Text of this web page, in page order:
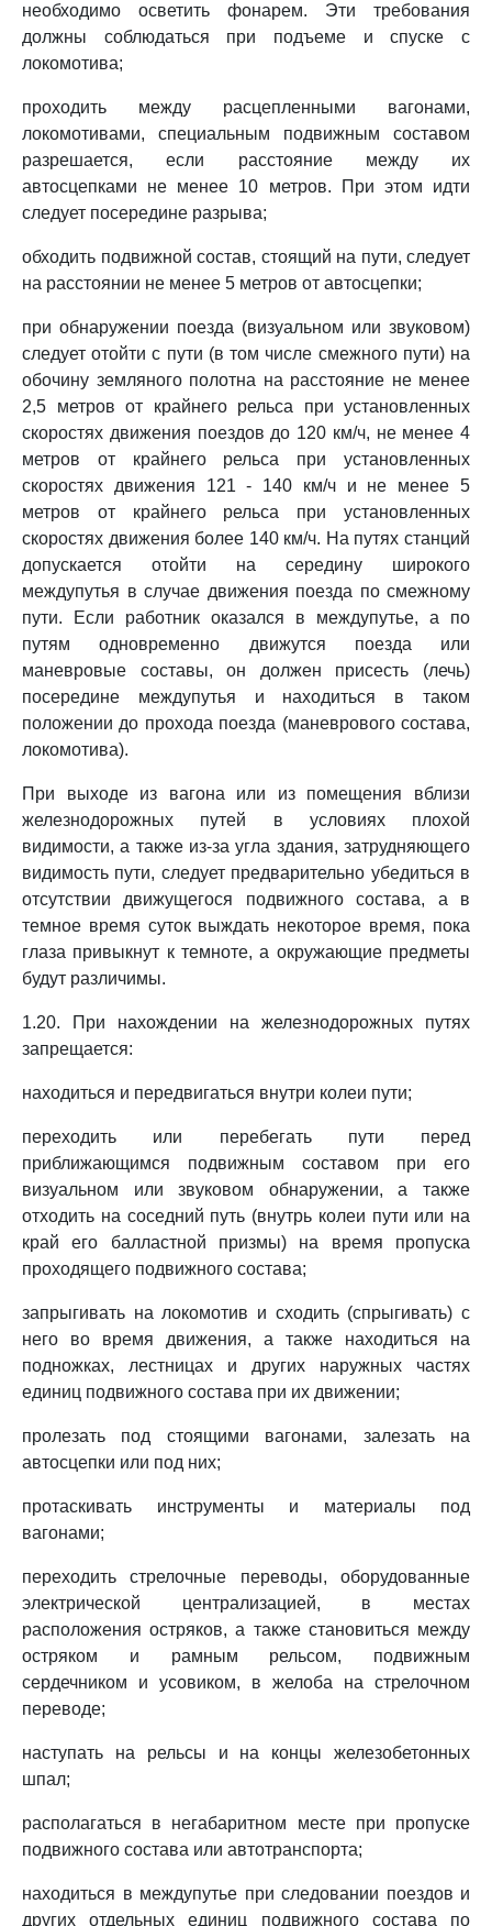
необходимо осветить фонарем. Эти требования
должны соблюдаться при подъеме и спуске с
локомотива;
проходить между расцепленными вагонами,
локомотивами, специальным подвижным составом
разрешается, если расстояние между их
автосцепками не менее 10 метров. При этом идти
следует посередине разрыва;
обходить подвижной состав, стоящий на пути, следует
на расстоянии не менее 5 метров от автосцепки;
при обнаружении поезда (визуальном или звуковом)
следует отойти с пути (в том числе смежного пути) на
обочину земляного полотна на расстояние не менее
2,5 метров от крайнего рельса при установленных
скоростях движения поездов до 120 км/ч, не менее 4
метров от крайнего рельса при установленных
скоростях движения 121 - 140 км/ч и не менее 5
метров от крайнего рельса при установленных
скоростях движения более 140 км/ч. На путях станций
допускается отойти на середину широкого
междупутья в случае движения поезда по смежному
пути. Если работник оказался в междупутье, а по
путям одновременно движутся поезда или
маневровые составы, он должен присесть (лечь)
посередине междупутья и находиться в таком
положении до прохода поезда (маневрового состава,
локомотива).
При выходе из вагона или из помещения вблизи
железнодорожных путей в условиях плохой
видимости, а также из-за угла здания, затрудняющего
видимость пути, следует предварительно убедиться в
отсутствии движущегося подвижного состава, а в
темное время суток выждать некоторое время, пока
глаза привыкнут к темноте, а окружающие предметы
будут различимы.
1.20. При нахождении на железнодорожных путях
запрещается:
находиться и передвигаться внутри колеи пути;
переходить или перебегать пути перед
приближающимся подвижным составом при его
визуальном или звуковом обнаружении, а также
отходить на соседний путь (внутрь колеи пути или на
край его балластной призмы) на время пропуска
проходящего подвижного состава;
запрыгивать на локомотив и сходить (спрыгивать) с
него во время движения, а также находиться на
подножках, лестницах и других наружных частях
единиц подвижного состава при их движении;
пролезать под стоящими вагонами, залезать на
автосцепки или под них;
протаскивать инструменты и материалы под
вагонами;
переходить стрелочные переводы, оборудованные
электрической централизацией, в местах
расположения остряков, а также становиться между
остряком и рамным рельсом, подвижным
сердечником и усовиком, в желоба на стрелочном
переводе;
наступать на рельсы и на концы железобетонных
шпал;
располагаться в негабаритном месте при пропуске
подвижного состава или автотранспорта;
находиться в междупутье при следовании поездов и
других отдельных единиц подвижного состава по